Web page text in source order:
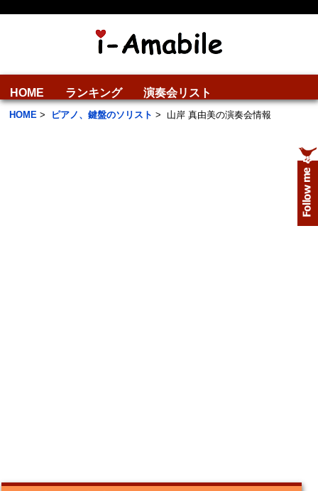
HOME ランキング 演奏会リスト
HOME > ピアノ、鍵盤のソリスト > 山岸 真由美の演奏会情報